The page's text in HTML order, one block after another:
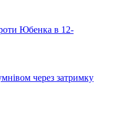
Юбенка в 12-
через затримку